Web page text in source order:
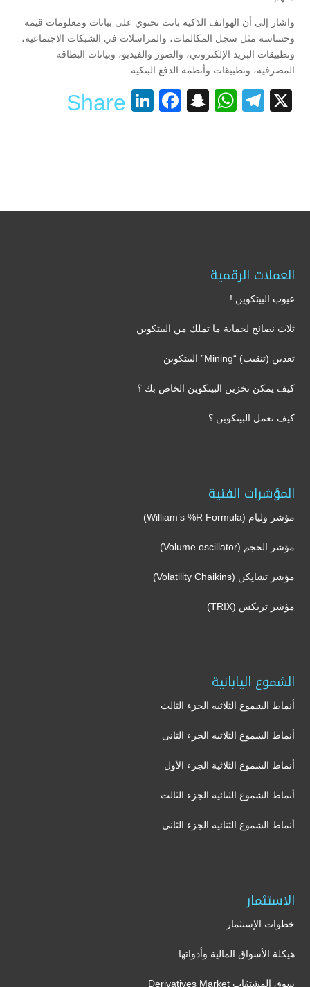
واشار إلى أن الهواتف الذكية باتت تحتوي على بيانات ومعلومات قيمة
وحساسة مثل سجل المكالمات، والمراسلات في الشبكات الاجتماعية،
وتطبيقات البريد الإلكتروني، والصور والفيديو، وبيانات البطاقة
المصرفية، وتطبيقات وأنظمة الدفع البنكية.
X
Telegram
WhatsApp
Snapchat
Facebook
LinkedIn
Share
العملات الرقمية
عيوب البيتكوين !
ثلاث نصائح لحماية ما تملك من البيتكوين
تعدين (تنقيب) “Mining” البيتكوين
كيف يمكن تخزين البيتكوين الخاص بك ؟
كيف تعمل البيتكوين ؟
المؤشرات الفنية
مؤشر وليام (William’s %R Formula)
مؤشر الحجم (Volume oscillator)
مؤشر تشايكن (Volatility Chaikins)
مؤشر تريكس (TRIX)
الشموع اليابانية
أنماط الشموع الثلاثيه الجزء الثالث
أنماط الشموع الثلاثيه الجزء الثانى
أنماط الشموع الثلاثية الجزء الأول
أنماط الشموع الثنائيه الجزء الثالث
أنماط الشموع الثنائيه الجزء الثانى
الاستثمار
خطوات الإستثمار
هيكلة الأسواق المالية وأدواتها
سوق المشتقات Derivatives Market